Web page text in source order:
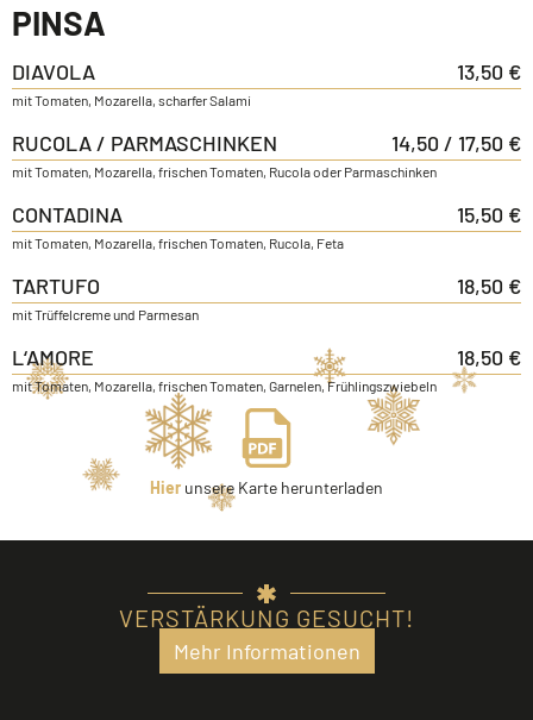
PINSA
DIAVOLA 13,50 €
mit Tomaten, Mozarella, scharfer Salami
RUCOLA / PARMASCHINKEN 14,50 / 17,50 €
mit Tomaten, Mozarella, frischen Tomaten, Rucola oder Parmaschinken
CONTADINA 15,50 €
mit Tomaten, Mozarella, frischen Tomaten, Rucola, Feta
TARTUFO 18,50 €
mit Trüffelcreme und Parmesan
L‘AMORE 18,50 €
mit Tomaten, Mozarella, frischen Tomaten, Garnelen, Frühlingszwiebeln
Hier unsere Karte herunterladen
VERSTÄRKUNG GESUCHT!
Mehr Informationen